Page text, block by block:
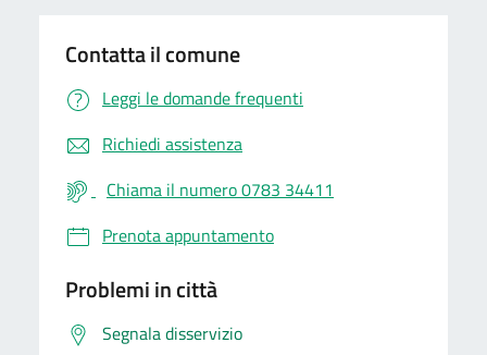
Contatta il comune
Leggi le domande frequenti
Richiedi assistenza
Chiama il numero 0783 34411
Prenota appuntamento
Problemi in città
Segnala disservizio